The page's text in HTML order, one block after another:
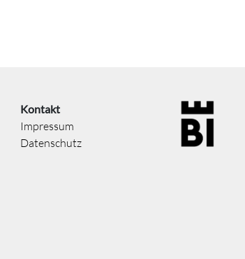
Kontakt
Impressum
Datenschutz